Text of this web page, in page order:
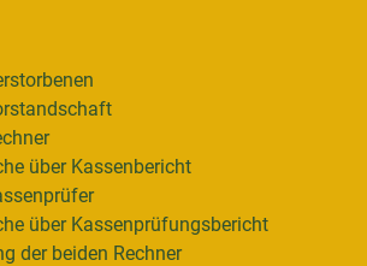
über Kassenbericht
über Kassenprüfungsbericht
der beiden Rechner